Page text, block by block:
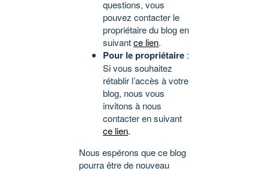
questions, vous
pouvez contacter le
propriétaire du blog en
suivantce lien.
Pour le propriétaire :
Si vous souhaitez
rétablir l’accès à votre
blog, nous vous
invitons à nous
contacter en suivant
ce lien.
Nous espérons que ce blog
pourra être de nouveau